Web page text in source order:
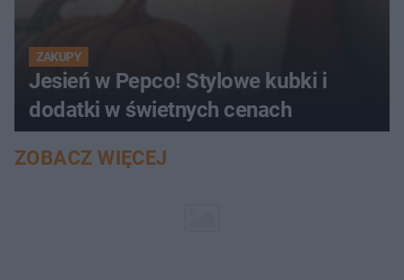
ZAKUPY
Jesień w Pepco! Stylowe kubki i
dodatki w świetnych cenach
ZOBACZ WIĘCEJ